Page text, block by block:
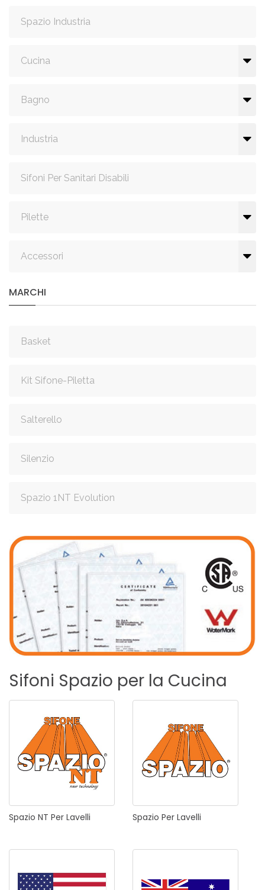
Spazio Industria
Cucina
Bagno
Industria
Sifoni Per Sanitari Disabili
Pilette
Accessori
MARCHI
Basket
Kit Sifone-Piletta
Salterello
Silenzio
Spazio 1NT Evolution
Sifoni Spazio per la Cucina
Spazio NT Per Lavelli Spazio Per Lavelli